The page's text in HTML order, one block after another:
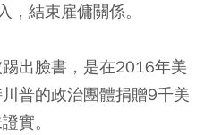
，結束雇傭關係。
出臉書，是在2016年美
普的政治團體捐贈9千美
實。